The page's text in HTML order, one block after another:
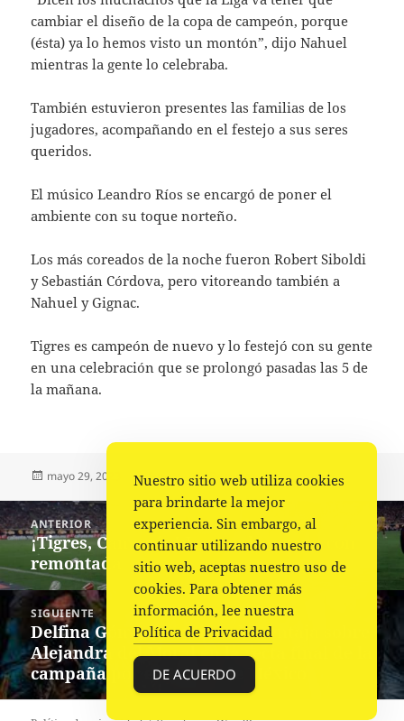
cambiar el diseño de la copa de campeón, porque
(ésta) ya lo hemos visto un montón”, dijo Nahuel
mientras la gente lo celebraba.
También estuvieron presentes las familias de los
jugadores, acompañando en el festejo a sus seres
queridos.
El músico Leandro Ríos se encargó de poner el
ambiente con su toque norteño.
Los más coreados de la noche fueron Robert Siboldi
y Sebastián Córdova, pero vitoreando también a
Nahuel y Gignac.
Tigres es campeón de nuevo y lo festejó con su gente
en una celebración que se prolongó pasadas las 5 de
la mañana.
Publicado
mayo 29, 2023 Autor
Fuente Categorías
Deportes
Navegación
de
entradas
ANTERIOR
Entrada
anterior:
¡Tigres, Campeón! Logran la octava con
remontada
SIGUIENTE
Siguiente
entrada:
Delfina Gómez mantiene la ventaja sobre
Alejandra del Moral en la recta final de la
campaña por el Estado de México
Nuestro sitio web utiliza cookies
para brindarte la mejor
experiencia. Sin embargo, al
continuar utilizando nuestro
sitio web, aceptas nuestro uso de
cookies. Para obtener más
información, lee nuestra
Política de Privacidad
DE ACUERDO